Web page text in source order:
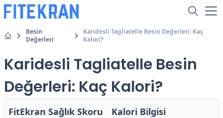
Besin
Değerleri
Karidesli Tagliatelle Besin Değerleri: Kaç
Kalori?
Karidesli Tagliatelle Besin
Değerleri: Kaç Kalori?
FitEkran Sağlık Skoru Kalori Bilgisi